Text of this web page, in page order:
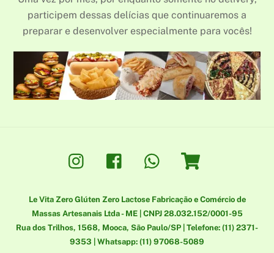
participem dessas delícias que continuaremos a
preparar e desenvolver especialmente para vocês!
Instagram Facebook Whatsapp
Le Vita Zero Glúten Zero Lactose Fabricação e Comércio de
Massas Artesanais Ltda - ME | CNPJ 28.032.152/0001-95
Rua dos Trilhos, 1568, Mooca, São Paulo/SP | Telefone: (11) 2371-
9353 | Whatsapp: (11) 97068-5089